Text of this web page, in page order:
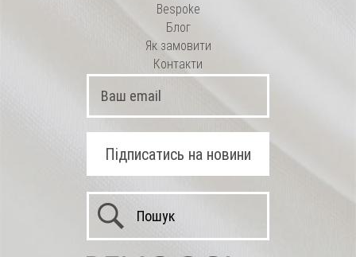
Bespoke
Блог
Як замовити
Контакти